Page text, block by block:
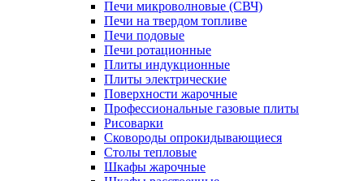
Печи микроволновые (СВЧ)
Печи на твердом топливе
Печи подовые
Печи ротационные
Плиты индукционные
Плиты электрические
Поверхности жарочные
Профессиональные газовые плиты
Рисоварки
Сковороды опрокидывающиеся
Столы тепловые
Шкафы жарочные